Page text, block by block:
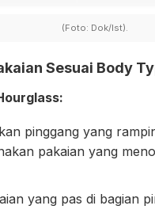
(Foto: Dok/Ist).
Sesuai Body
pinggang yang
pakaian yang
yang pas di bagian